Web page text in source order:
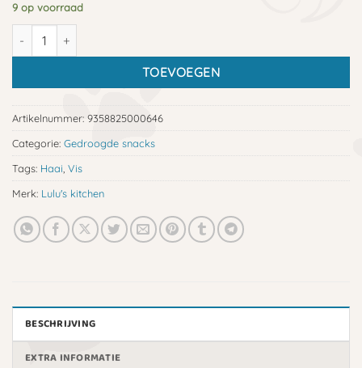
9 op voorraad
Lulu's kitchen blade runner aantal
TOEVOEGEN
Artikelnummer: 9358825000646
Categorie: Gedroogde snacks
Tags: Haai Vis
Merk: Lulu's kitchen
BESCHRIJVING
EXTRA INFORMATIE